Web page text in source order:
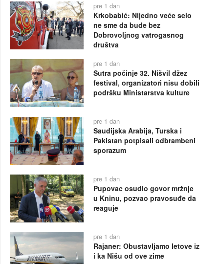
pre 1 dan
Krkobabić: Nijedno veće selo
ne sme da bude bez
Dobrovoljnog vatrogasnog
društva
pre 1 dan
Sutra počinje 32. Nišvil džez
festival, organizatori nisu dobili
podršku Ministarstva kulture
pre 1 dan
Saudijska Arabija, Turska i
Pakistan potpisali odbrambeni
sporazum
pre 1 dan
Pupovac osudio govor mržnje
u Kninu, pozvao pravosuđe da
reaguje
pre 1 dan
Rajaner: Obustavljamo letove iz
i ka Nišu od ove zime